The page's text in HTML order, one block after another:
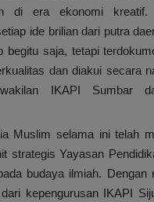
di era ekonomi
ide brilian dari putra
begitu saja, tetapi
dan diakui secara
IKAPI Sumbar
Muslim selama ini telah
strategis Yayasan
budaya ilmiah. Dengan
kepengurusan IKAPI